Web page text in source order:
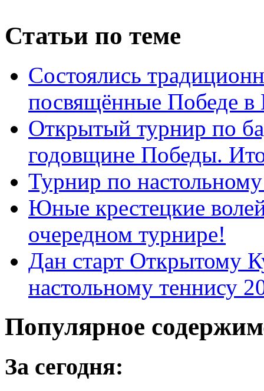
Статьи по теме
Состоялись
посвящённые Победе
Открытый турнир по
годовщине Победы.
Турнир по
Юные крестецкие
очередном турнире!
Дан старт Открытому
настольному теннису
Популярное
За сегодня: